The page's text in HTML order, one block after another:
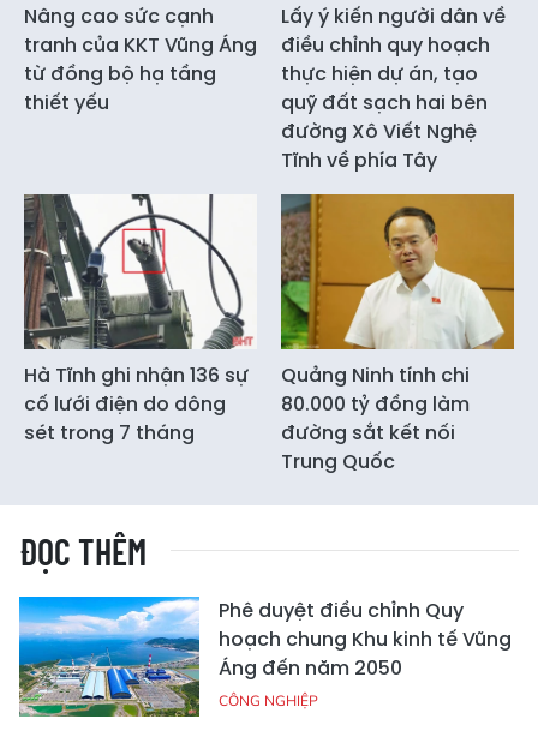
Nâng cao sức cạnh
tranh của KKT Vũng Áng
từ đồng bộ hạ tầng
thiết yếu
Lấy ý kiến người dân về
điều chỉnh quy hoạch
thực hiện dự án, tạo
quỹ đất sạch hai bên
đường Xô Viết Nghệ
Tĩnh về phía Tây
Hà Tĩnh ghi nhận 136 sự
cố lưới điện do dông
sét trong 7 tháng
Quảng Ninh tính chi
80.000 tỷ đồng làm
đường sắt kết nối
Trung Quốc
ĐỌC THÊM
Phê duyệt điều chỉnh Quy
hoạch chung Khu kinh tế Vũng
Áng đến năm 2050
CÔNG NGHIỆP